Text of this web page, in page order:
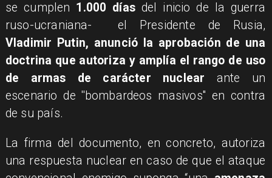
se cumplen 1.000 días del inicio de la guerra
ruso-ucraniana- el Presidente de Rusia,
Vladimir Putin, anunció la aprobación de una
doctrina que autoriza y amplía el rango de uso
de armas de carácter nuclear ante un
escenario de ''bombardeos masivos'' en contra
de su país.
La firma del documento, en concreto, autoriza
una respuesta nuclear en caso de que el ataque